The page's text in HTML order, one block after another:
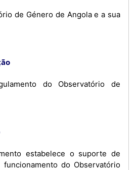
de Género de Angola e a sua
do Observatório de
estabelece o suporte de
funcionamento do Observatório